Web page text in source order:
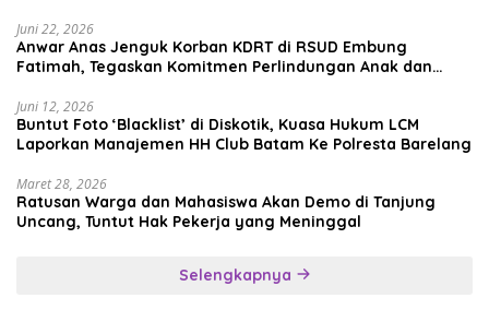
Juni 22, 2026
Anwar Anas Jenguk Korban KDRT di RSUD Embung
Fatimah, Tegaskan Komitmen Perlindungan Anak dan
Juni 12, 2026
Buntut Foto ‘Blacklist’ di Diskotik, Kuasa Hukum LCM
Laporkan Manajemen HH Club Batam Ke Polresta Barelang
Maret 28, 2026
Ratusan Warga dan Mahasiswa Akan Demo di Tanjung
Uncang, Tuntut Hak Pekerja yang Meninggal
Selengkapnya